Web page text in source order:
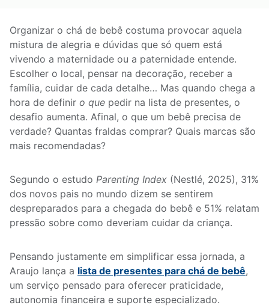
Organizar o chá de bebê costuma provocar aquela
mistura de alegria e dúvidas que só quem está
vivendo a maternidade ou a paternidade entende.
Escolher o local, pensar na decoração, receber a
família, cuidar de cada detalhe… Mas quando chega a
hora de definir o que pedir na lista de presentes, o
desafio aumenta. Afinal, o que um bebê precisa de
verdade? Quantas fraldas comprar? Quais marcas são
mais recomendadas?
Segundo o estudo Parenting Index (Nestlé, 2025), 31%
dos novos pais no mundo dizem se sentirem
despreparados para a chegada do bebê e 51% relatam
pressão sobre como deveriam cuidar da criança.
Pensando justamente em simplificar essa jornada, a
Araujo lança a lista de presentes para chá de bebê,
um serviço pensado para oferecer praticidade,
autonomia financeira e suporte especializado.